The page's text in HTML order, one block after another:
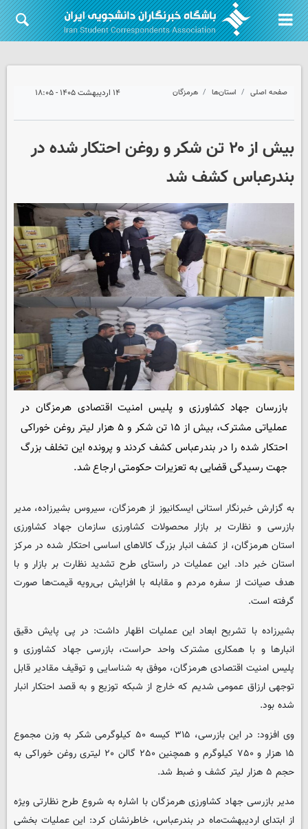
صفحه اصلی استان‌ها هرمزگان ۱۴ اردیبهشت ۱۴۰۵ - ۱۸:۰۵
بیش از ۲۰ تن شکر و روغن احتکار شده در
بندرعباس کشف شد
بازرسان جهاد کشاورزی و پلیس امنیت اقتصادی هرمزگان در
عملیاتی مشترک، بیش از ۱۵ تن شکر و ۵ هزار لیتر روغن خوراکی
احتکار شده را در بندرعباس کشف کردند و پرونده این تخلف بزرگ
جهت رسیدگی قضایی به تعزیرات حکومتی ارجاع شد.
به گزارش خبرنگار استانی ایسکانیوز از هرمزگان، سیروس بشیرزاده، مدیر
بازرسی و نظارت بر بازار محصولات کشاورزی سازمان جهاد کشاورزی
استان هرمزگان، از کشف انبار بزرگ کالاهای اساسی احتکار شده در مرکز
استان خبر داد. این عملیات در راستای طرح تشدید نظارت بر بازار و با
هدف صیانت از سفره مردم و مقابله با افزایش بی‌رویه قیمت‌ها صورت
گرفته است.
بشیرزاده با تشریح ابعاد این عملیات اظهار داشت: در پی پایش دقیق
انبارها و با همکاری مشترک واحد حراست، بازرسی جهاد کشاورزی و
پلیس امنیت اقتصادی هرمزگان، موفق به شناسایی و توقیف مقادیر قابل
توجهی ارزاق عمومی شدیم که خارج از شبکه توزیع و به قصد احتکار انبار
شده بود.
وی افزود: در این بازرسی، ۳۱۵ کیسه ۵۰ کیلوگرمی شکر به وزن مجموع
۱۵ هزار و ۷۵۰ کیلوگرم و همچنین ۲۵۰ گالن ۲۰ لیتری روغن خوراکی به
حجم ۵ هزار لیتر کشف و ضبط شد.
مدیر بازرسی جهاد کشاورزی هرمزگان با اشاره به شروع طرح نظارتی ویژه
از ابتدای اردیبهشت‌ماه در بندرعباس، خاطرنشان کرد: این عملیات بخشی